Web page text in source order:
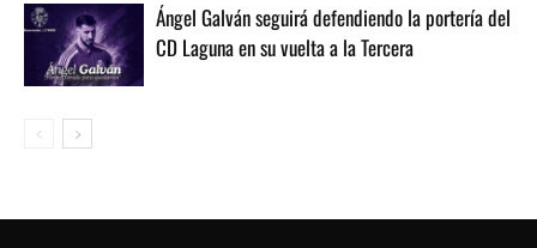
Ángel Galván seguirá defendiendo la portería del
CD Laguna en su vuelta a la Tercera